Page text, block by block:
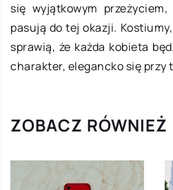
się wyjątkowym
pasują do tej okazji.
sprawią, że każda kobieta
charakter, elegancko się przy
ZOBACZ RÓWNIEŻ